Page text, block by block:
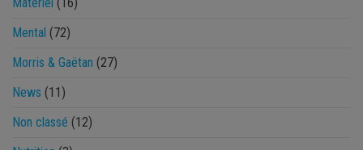
Mental (72)
Morris & Gaëtan (27)
News (11)
Non classé (12)